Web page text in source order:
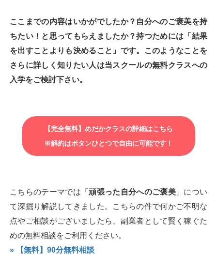
ここまでの内容はいかがでしたか？自分へのご褒美を持
ちたい！と思ってもらえましたか？持つためには「結果
を出すことよりも決めること」です。このようなことを
さらに詳しく知りたい人は当スクールの無料クラスへの
入学をご検討下さい。
【完全無料】めだかクラスの詳細はこちら
※解約はボタンひとつで自由に可能です！
こちらのテーマでは「頑張った自分へのご褒美 」につい
て深掘り解説してきました。こちらの件で何かご不明な
点やご相談がございましたら、副業者として賢く稼ぐた
めの無料相談をご利用ください。
» 【無料】90分無料相談